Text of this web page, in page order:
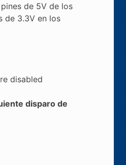
de 5V de los
de 3.3V en los
disabled
disparo de